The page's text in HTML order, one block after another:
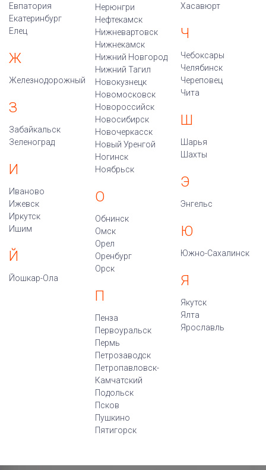
Евпатория
Екатеринбург
Елец
Ж
Железнодорожный
З
Забайкальск
Зеленоград
И
Иваново
Ижевск
Иркутск
Ишим
Й
Йошкар-Ола
Нерюнгри
Нефтекамск
Нижневартовск
Нижнекамск
Нижний Новгород
Нижний Тагил
Новокузнецк
Новомосковск
Новороссийск
Новосибирск
Новочеркасск
Новый Уренгой
Ногинск
Ноябрьск
О
Обнинск
Омск
Орел
Оренбург
Орск
П
Пенза
Первоуральск
Пермь
Петрозаводск
Петропавловск-
Камчатский
Подольск
Псков
Пушкино
Пятигорск
Хасавюрт
Ч
Чебоксары
Челябинск
Череповец
Чита
Ш
Шарья
Шахты
Э
Энгельс
Ю
Южно-Сахалинск
Я
Якутск
Ялта
Ярославль